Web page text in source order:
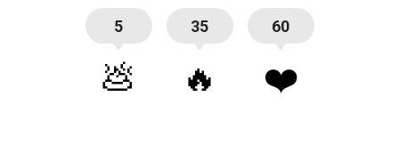
5
💩
35
🔥
60
❤️